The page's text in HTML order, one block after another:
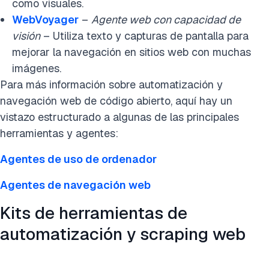
como visuales.
WebVoyager – Agente web con capacidad de
visión– Utiliza texto y capturas de pantalla para
mejorar la navegación en sitios web con muchas
imágenes.
Para más información sobre automatización y
navegación web de código abierto, aquí hay un
vistazo estructurado a algunas de las principales
herramientas y agentes:
Agentes de uso de ordenador
Agentes de navegación web
Kits de herramientas de
automatización y scraping web